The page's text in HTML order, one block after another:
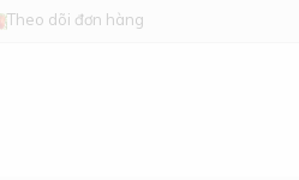
Theo dõi đơn hàng